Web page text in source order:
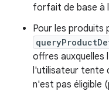
forfait de base à
Pour les produits
offres auxquelles
l'utilisateur tente
n'est pas éligible